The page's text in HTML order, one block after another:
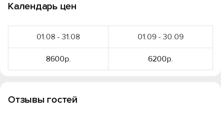
Календарь цен
01.08 - 31.08 01.09 - 30.09
8600р. 6200р.
Отзывы гостей